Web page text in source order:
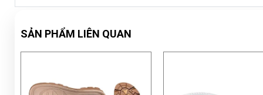
SẢN PHẨM LIÊN QUAN